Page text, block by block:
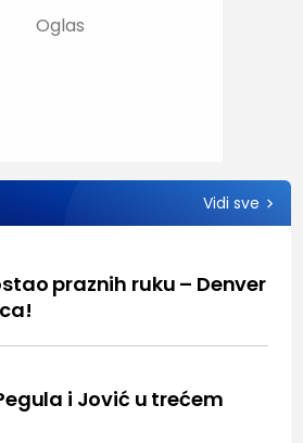
Vidi sve
praznih ruku – Denver
i Jović u trećem